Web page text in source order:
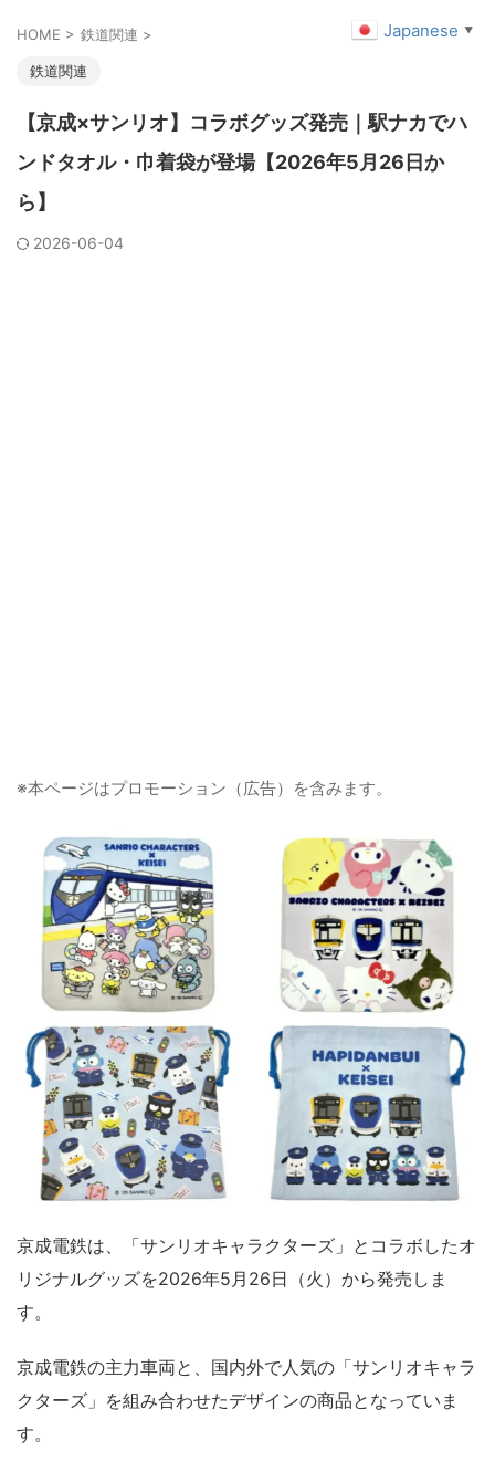
HOME > 鉄道関連 >
鉄道関連
【京成×サンリオ】コラボグッズ発売｜駅ナカでハ
ンドタオル・巾着袋が登場【2026年5月26日か
ら】
2026-06-04
※本ページはプロモーション（広告）を含みます。
京成電鉄は、「サンリオキャラクターズ」とコラボしたオ
リジナルグッズを2026年5月26日（火）から発売しま
す。
京成電鉄の主力車両と、国内外で人気の「サンリオキャラ
クターズ」を組み合わせたデザインの商品となっていま
す。
Japanese ▼